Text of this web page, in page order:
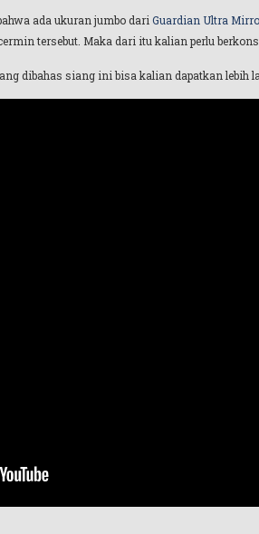
ada ukuran jumbo dari Guardian Ultra
tersebut. Maka dari itu kalian perlu
dibahas siang ini bisa kalian dapatkan lebih